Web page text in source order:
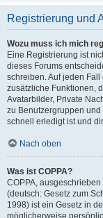
Registrierung und
Wozu muss ich mich
Eine Registrierung ist
dieses Forums
schreiben. Auf jeden
zusätzliche Funktionen,
Avatarbilder, Private
zu Benutzergruppen
schnell erledigt ist und
Nach oben
Was ist COPPA?
COPPA,
(deutsch: Gesetz zum
1998) ist ein Gesetz in
möglicherweise